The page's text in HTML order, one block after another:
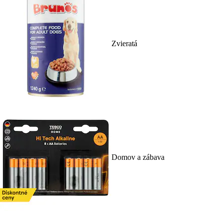
Zvieratá
Domov a zábava